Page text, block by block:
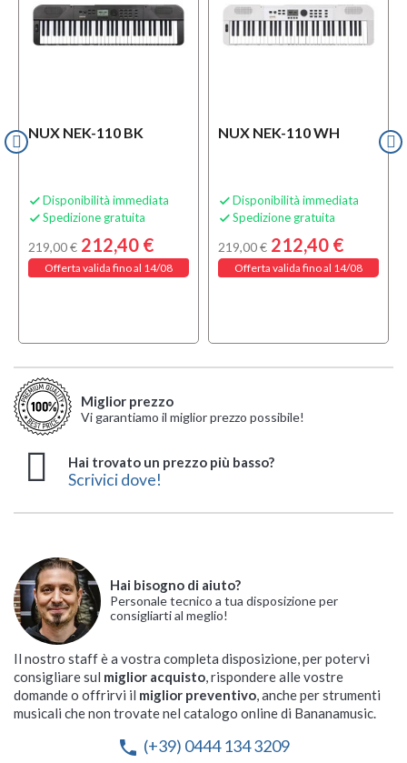
NUX NEK-110 BK
 Disponibilità immediata
 Spedizione gratuita
219,00 € 212,40 €
Offerta valida fino al 14/08
NUX NEK-110 WH
 Disponibilità immediata
 Spedizione gratuita
219,00 € 212,40 €
Offerta valida fino al 14/08
Miglior prezzo
Vi garantiamo il miglior prezzo possibile!
Hai trovato un prezzo più basso?
Scrivici dove!
Hai bisogno di aiuto?
Personale tecnico a tua disposizione per
consigliarti al meglio!
Il nostro staff è a vostra completa disposizione, per potervi
consigliare sul miglior acquisto, rispondere alle vostre
domande o offrirvi il miglior preventivo, anche per strumenti
musicali che non trovate nel catalogo online di Bananamusic.
phone (+39) 0444 134 3209